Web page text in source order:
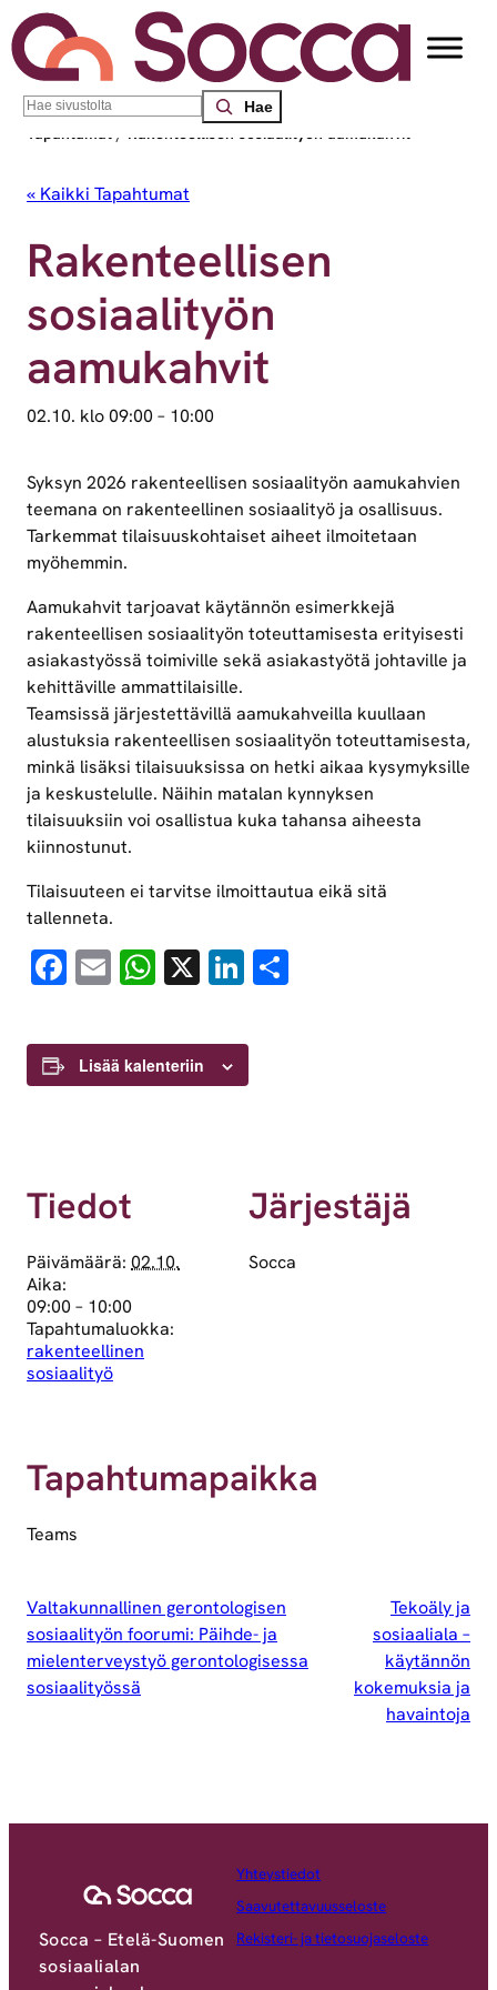
Search
Socca – Etelä-Suomen sosiaalialan osaamiskeskus
Tapahtumat / Rakenteellisen sosiaalityön aamukahvit
« Kaikki Tapahtumat
Rakenteellisen
sosiaalityön
aamukahvit
02.10. klo 09:00 – 10:00
Syksyn 2026 rakenteellisen sosiaalityön aamukahvien
teemana on rakenteellinen sosiaalityö ja osallisuus.
Tarkemmat tilaisuuskohtaiset aiheet ilmoitetaan
myöhemmin.
Aamukahvit tarjoavat käytännön esimerkkejä
rakenteellisen sosiaalityön toteuttamisesta erityisesti
asiakastyössä toimiville sekä asiakastyötä johtaville ja
kehittäville ammattilaisille.
Teamsissä järjestettävillä aamukahveilla kuullaan
alustuksia rakenteellisen sosiaalityön toteuttamisesta,
minkä lisäksi tilaisuuksissa on hetki aikaa kysymyksille
ja keskustelulle. Näihin matalan kynnyksen
tilaisuuksiin voi osallistua kuka tahansa aiheesta
kiinnostunut.
Tilaisuuteen ei tarvitse ilmoittautua eikä sitä
tallenneta.
Facebook
EmailWhatsApp
X LinkedIn
Lisää kalenteriin
Tiedot
Päivämäärä: 02.10.
Aika:
09:00 – 10:00
Tapahtumaluokka:
rakenteellinen
sosiaalityö
Järjestäjä
Socca
Tapahtumapaikka
Teams
Valtakunnallinen gerontologisen
sosiaalityön foorumi: Päihde- ja
mielenterveystyö gerontologisessa
sosiaalityössä
Tekoäly ja
sosiaaliala –
käytännön
kokemuksia ja
havaintoja
Socca – Etelä-Suomen
sosiaalialan
Yhteystiedot
Saavutettavuusseloste
Rekisteri- ja tietosuojaseloste